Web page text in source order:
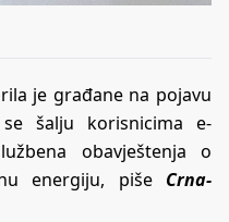
je građane na pojavu
šalju korisnicima e-
obavještenja o
energiju, piše
Crna-